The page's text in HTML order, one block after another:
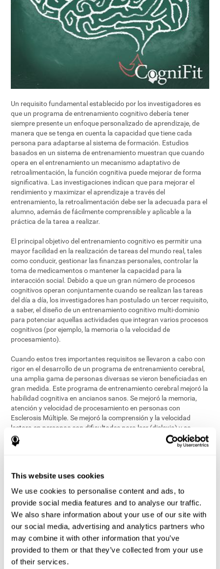
This website uses cookies
We use cookies to personalise content and ads, to
provide social media features and to analyse our traffic.
We also share information about your use of our site with
our social media, advertising and analytics partners who
may combine it with other information that you’ve
provided to them or that they’ve collected from your use
of their services.
Un requisito fundamental establecido por los investigadores es
que un programa de entrenamiento cognitivo debería tener
siempre presente un enfoque personalizado de aprendizaje, de
manera que se tenga en cuenta la capacidad que tiene cada
persona para adaptarse al sistema de formación. Estudios
basados en un sistema de entrenamiento muestran que cuando
opera en el entrenamiento un mecanismo adaptativo de
retroalimentación, la función cognitiva puede mejorar de forma
significativa. Las investigaciones indican que para mejorar el
rendimiento y maximizar el aprendizaje a través del
entrenamiento, la retroalimentación debe ser la adecuada para el
alumno, además de fácilmente comprensible y aplicable a la
práctica de la tarea a realizar.
El principal objetivo del entrenamiento cognitivo es permitir una
mayor facilidad en la realización de tareas del mundo real, tales
como conducir, gestionar las finanzas personales, controlar la
toma de medicamentos o mantener la capacidad para la
interacción social. Debido a que un gran número de procesos
cognitivos operan conjuntamente cuando se realizan las tareas
del día a día, los investigadores han postulado un tercer requisito,
a saber, el diseño de un entrenamiento cognitivo multi-dominio
para potenciar aquellas actividades que integran varios procesos
cognitivos (por ejemplo, la memoria o la velocidad de
procesamiento).
Cuando estos tres importantes requisitos se llevaron a cabo con
rigor en el desarrollo de un programa de entrenamiento cerebral,
una amplia gama de personas diversas se vieron beneficiadas en
gran medida. Este programa de entrenamiento cerebral mejoró la
habilidad cognitiva en ancianos sanos. Se mejoró la memoria,
atención y velocidad de procesamiento en personas con
Esclerosis Múltiple. Se mejoró la comprensión y la velocidad
lectora en personas con dificultades para leer (dislexia) y se
mejoró la marcha y la movilidad en personas con riesgos de
caídas.
descubrimiento que nos lleva a un intenso debate. Gracias a una
tecnología cada vez más sofisticada y a una mejora del
conocimiento interdisciplinario, podemos explorar cuáles son las
mejores condiciones y circunstancias para preservar nuestra
salud mental. En este camino observamos el entrenamiento
relacionado con la actividad cerebral a nivel celular y macro-
celular. Estudiamos la neurogénesis (la creación de nuevas
células cerebrales) tras el entrenamiento cognitivo. Descubrimos
cómo se producen mecanismos neuronales de compensación
después de la formación del cerebro (las regiones cerebrales que